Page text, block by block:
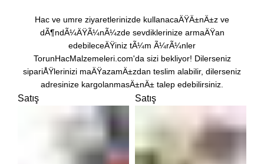
Hac ve umre ziyaretlerinizde kullanacaÄŸÄ±nÄ±z ve
dÃ¶ndÃ¼ÄŸÃ¼nÃ¼zde sevdiklerinize armaÄŸan
edebileceÄŸiniz tÃ¼m Ã¼rÃ¼nler
TorunHacMalzemeleri.com'da sizi bekliyor! Dilerseniz
sipariÅŸlerinizi maÄŸazamÄ±zdan teslim alabilir, dilerseniz
adresinize kargolanmasÄ±nÄ± talep edebilirsiniz.
Satış Satış